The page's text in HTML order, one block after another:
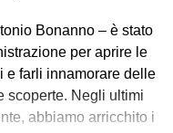
un’esperienza viva e
in concrete
una biografia di
Bonanno – è stato
per aprire le
e farli innamorare delle
scoperte. Negli ultimi
abbiamo arricchito i